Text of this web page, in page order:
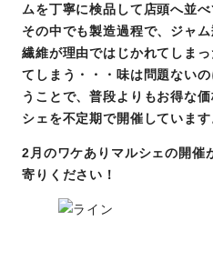
ムを丁寧に検品して店頭へ並べ
その中でも製造過程で、ジャ
繊維が理由ではじかれてしま
てしまう・・・味は問題ない
うことで、普段よりもお得な
シェを不定期で開催しています
2月のワケありマルシェの開催
寄りください！